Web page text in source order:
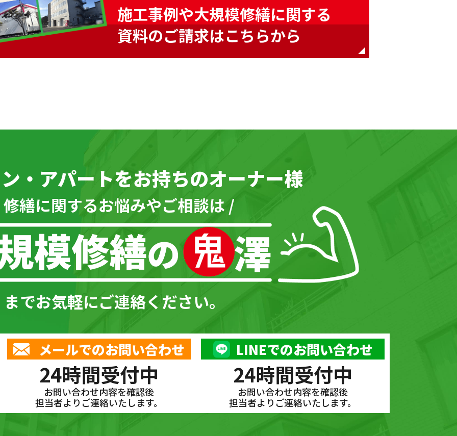
施工事例や大規模修繕に関する
資料のご請求はこちらから
・アパートをお持ちのオーナー様
繕に関するお悩みやご相談は /
までお気軽にご連絡ください。
メールでのお問い合わせ
24時間受付中
お問い合わせ内容を確認後
担当者よりご連絡いたします。
LINEでのお問い合わせ
24時間受付中
お問い合わせ内容を確認後
担当者よりご連絡いたします。